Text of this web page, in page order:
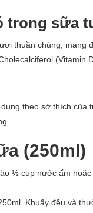
trong sữa
thuần chủng, mang
(Vitamin
theo sở thích
(250ml)
½ cup nước ấm
Khuấy đều và